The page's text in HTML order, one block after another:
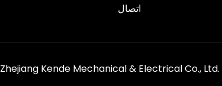
اتصال
Zhejiang Kende Mechanical & Electrical Co., Ltd.